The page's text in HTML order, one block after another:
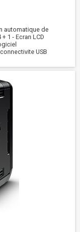
automatique de
1 - Ecran LCD
USB